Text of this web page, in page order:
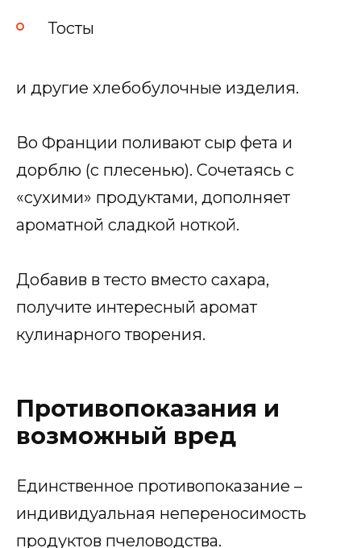
Тосты
и другие хлебобулочные изделия.
Во Франции поливают сыр фета и
дорблю (с плесенью). Сочетаясь с
«сухими» продуктами, дополняет
ароматной сладкой ноткой.
Добавив в тесто вместо сахара,
получите интересный аромат
кулинарного творения.
Противопоказания и
возможный вред
Единственное противопоказание –
индивидуальная непереносимость
продуктов пчеловодства.